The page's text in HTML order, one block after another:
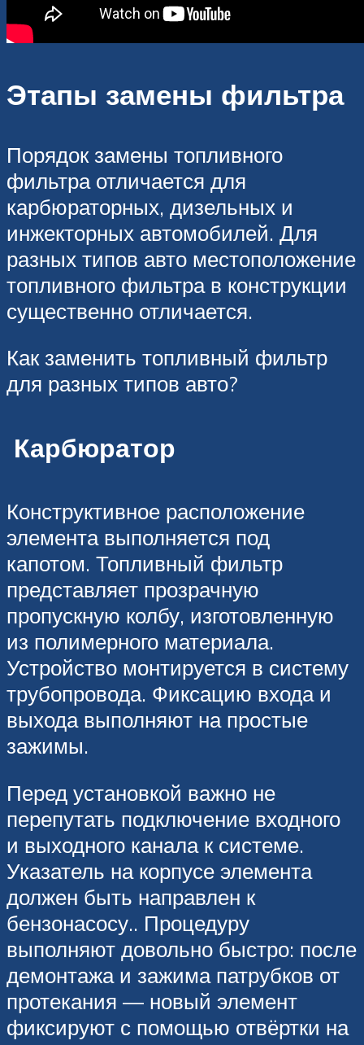
Этапы замены фильтра
Порядок замены топливного
фильтра отличается для
карбюраторных, дизельных и
инжекторных автомобилей. Для
разных типов авто местоположение
топливного фильтра в конструкции
существенно отличается.
Как заменить топливный фильтр
для разных типов авто?
Карбюратор
Конструктивное расположение
элемента выполняется под
капотом. Топливный фильтр
представляет прозрачную
пропускную колбу, изготовленную
из полимерного материала.
Устройство монтируется в систему
трубопровода. Фиксацию входа и
выхода выполняют на простые
зажимы.
Перед установкой важно не
перепутать подключение входного
и выходного канала к системе.
Указатель на корпусе элемента
должен быть направлен к
бензонасосу.. Процедуру
выполняют довольно быстро: после
демонтажа и зажима патрубков от
протекания — новый элемент
фиксируют с помощью отвёртки на